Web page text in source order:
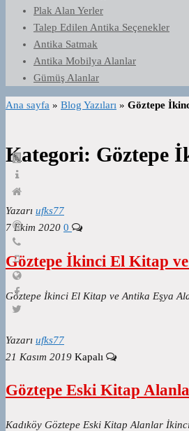
Plak Alan Yerler
Talep Edilen Antika Seçenekler
Antika Satmak
Antika Mobilya Alanlar
Gümüş Alanlar
Ana sayfa » Blog Yazıları » Göztepe
Kategori: Göztepe
Yazarı ufks77
7 Ekim 2020 0
Göztepe İkinci El Kitap
Göztepe İkinci El Kitap ve Antika Eşya
Yazarı ufks77
21 Kasım 2019 Kapalı
Göztepe Eski Kitap
Kadıköy Göztepe Eski Kitap Alanlar